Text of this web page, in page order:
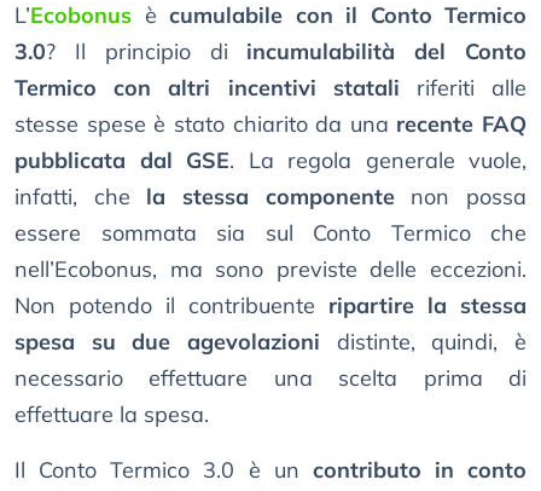
L’Ecobonus è cumulabile con il Conto Termico
3.0? Il principio di incumulabilità del Conto
Termico con altri incentivi statali riferiti alle
stesse spese è stato chiarito da una recente FAQ
pubblicata dal GSE. La regola generale vuole,
infatti, che la stessa componentenon possa
essere sommata sia sul Conto Termico che
nell’Ecobonus, ma sono previste delle eccezioni.
Non potendo il contribuente ripartire la stessa
spesa su due agevolazioni distinte, quindi, è
necessario effettuare una scelta prima di
effettuare la spesa.
Il Conto Termico 3.0 è un contributo in conto